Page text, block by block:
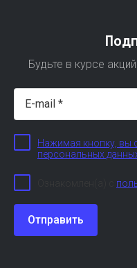
Будьте в курсе
Нажимая кнопку, вы
персональных
Отправить